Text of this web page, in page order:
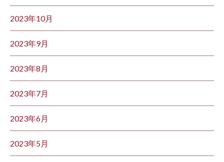
2023年10月
2023年9月
2023年8月
2023年7月
2023年6月
2023年5月